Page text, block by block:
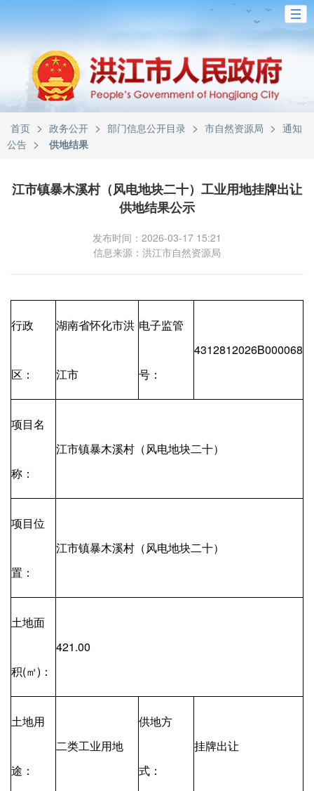
首页 > 政务公开 > 部门信息公开目录 > 市自然资源局 > 通知
公告 > 供地结果
江市镇暴木溪村（风电地块二十）工业用地挂牌出让
供地结果公示
发布时间：2026-03-17 15:21
信息来源：洪江市自然资源局
行政
区：
湖南省怀化市洪
江市
电子监管
号：
4312812026B000068
项目名
称：
江市镇暴木溪村（风电地块二十）
项目位
置：
江市镇暴木溪村（风电地块二十）
土地面
积(㎡)：
421.00
土地用
途：
二类工业用地
供地方
式：
挂牌出让